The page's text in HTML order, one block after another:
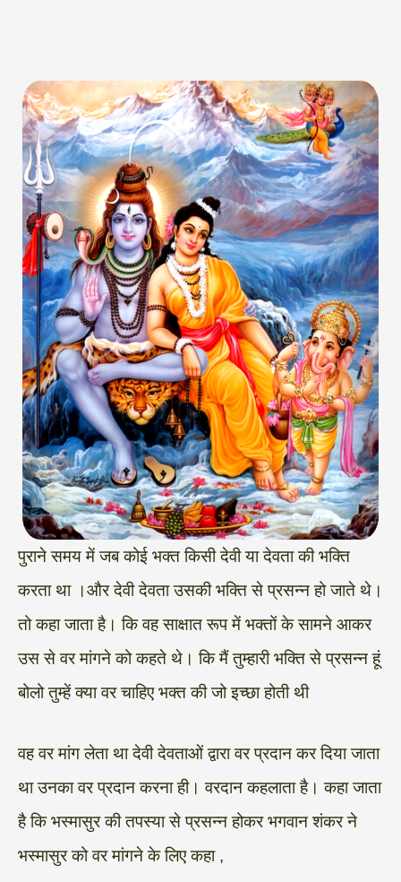
पुराने समय में जब कोई भक्त किसी देवी या देवता की भक्ति
करता था ।और देवी देवता उसकी भक्ति से प्रसन्न हो जाते थे।
तो कहा जाता है। कि वह साक्षात रूप में भक्तों के सामने आकर
उस से वर मांगने को कहते थे। कि मैं तुम्हारी भक्ति से प्रसन्न हूं
बोलो तुम्हें क्या वर चाहिए भक्त की जो इच्छा होती थी
वह वर मांग लेता था देवी देवताओं द्वारा वर प्रदान कर दिया जाता
था उनका वर प्रदान करना ही। वरदान कहलाता है। कहा जाता
है कि भस्मासुर की तपस्या से प्रसन्न होकर भगवान शंकर ने
भस्मासुर को वर मांगने के लिए कहा ,